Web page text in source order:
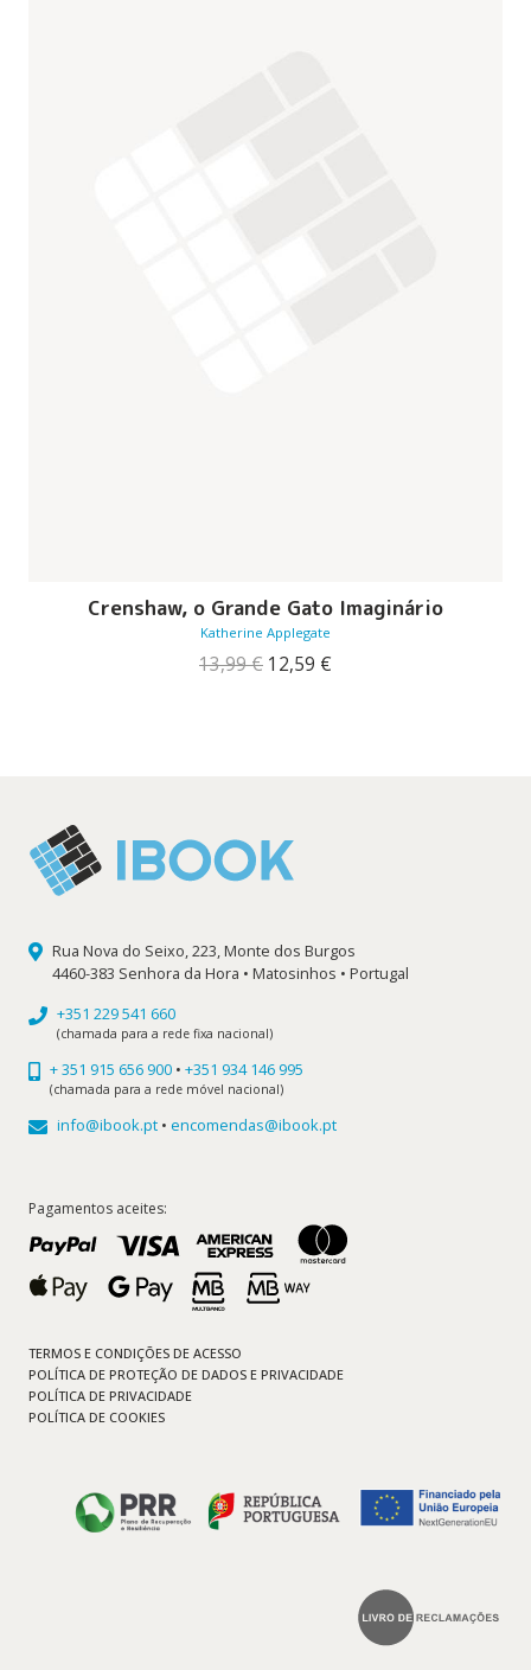
Crenshaw, o Grande Gato Imaginário
Katherine Applegate
13,99€ O
12,59 €
Rua Nova do Seixo, 223, Monte dos Burgos
4460-383 Senhora da Hora • Matosinhos • Portugal
+351 229 541 660
(chamada para a rede fixa nacional)
+ 351 915 656 900 • +351 934 146 995
(chamada para a rede móvel nacional)
info@ibook.pt • encomendas@ibook.pt
Pagamentos aceites:
TERMOS E CONDIÇÕES DE ACESSO
POLÍTICA DE PROTEÇÃO DE DADOS E PRIVACIDADE
POLÍTICA DE PRIVACIDADE
POLÍTICA DE COOKIES